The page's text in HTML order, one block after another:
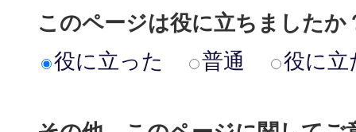
このページは役に立ちましたか
役に立った
普通 役に立